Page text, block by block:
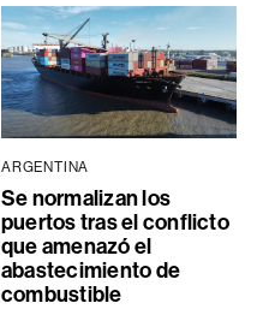
ARGENTINA
Se normalizan los
puertos tras el conflicto
que amenazó el
abastecimiento de
combustible